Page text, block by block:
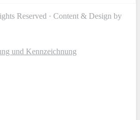
Reserved · Content & Design by
und Kennzeichnung